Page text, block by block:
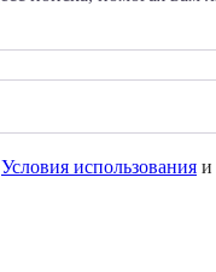
Условия использования и